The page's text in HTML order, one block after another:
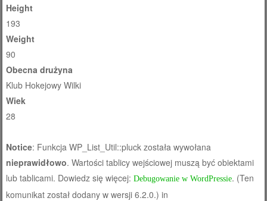
Height
193
Weight
90
Obecna drużyna
Klub Hokejowy Wilki
Wiek
28
Notice: Funkcja WP_List_Util::pluck została wywołana
nieprawidłowo. Wartości tablicy wejściowej muszą być obiektami
lub tablicami. Dowiedz się więcej:Debugowanie w WordPressie. (Ten
komunikat został dodany w wersji 6.2.0.) in